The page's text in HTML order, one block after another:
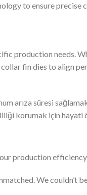
to ensure precise
production needs.
fin dies to align
arıza süresi
korumak için hayati
production
We couldn’t